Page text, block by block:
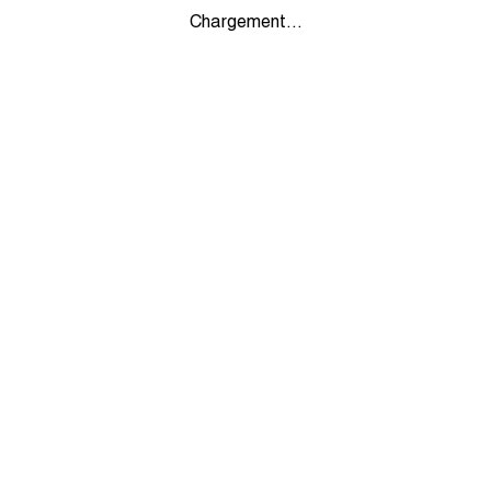
Chargement...